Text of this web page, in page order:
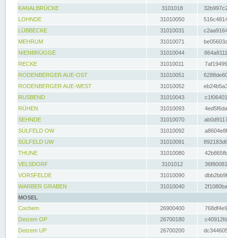
KANALBRÜCKE
3101018
LOHNDE
31010050
LÜBBECKE
31010031
MEHRUM
31010071
NIENBRÜGGE
31010044
RECKE
31010011
RODENBERGER AUE-OST
31010051
RODENBERGER AUE-WEST
31010052
RUSBEND
31010043
RÜHEN
31010093
SEHNDE
31010070
SÜLFELD OW
31010092
SÜLFELD UW
31010091
THUNE
31010080
VELSDORF
3101012
VORSFELDE
31010090
WARBER GRABEN
31010040
MOSEL
Cochem
26900400
Detzem OP
26700180
Detzem UP
26700200